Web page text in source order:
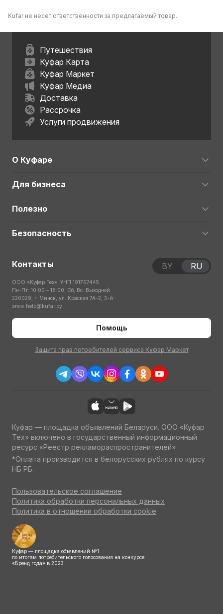
Kufar не несет ответственности за предлагаемый товар.
Путешествия
Куфар Карта
Куфар Маркет
Куфар Медиа
Доставка
Рассрочка
Услуги продвижения
О Куфаре
Для бизнеса
Полезно
Безопасность
Контакты
ООО «Куфар Тех», УНП 191767445
Пн-Пт: 10:00 – 18:00; Сб, Вс: Выходной
220029, г. Минск, ул. Красная 7А-2, 3-й
этаж help@kufar.by
Помощь
Защита прав потребителей сервиса Куфар Маркет
BY RU
Куфар — площадка объявлений Беларуси. ООО «Куфар
Тех» включено в государственный информационный
ресурс «Реестр рекламораспространителей»
*Оплата производится в белорусских рублях по курсу
НБ РБ.
Пользовательское соглашение
Политика обработки персональных данных
Политика в отношении обработки cookie
Куфар — площадка объявлений №1
по итогам потребительского голосования на конкурсе
«Бренд года» в 2023